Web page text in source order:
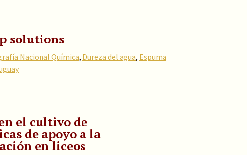
solutions
Nacional Química, Dureza del agua, Espuma
el cultivo de
de apoyo a la
en liceos